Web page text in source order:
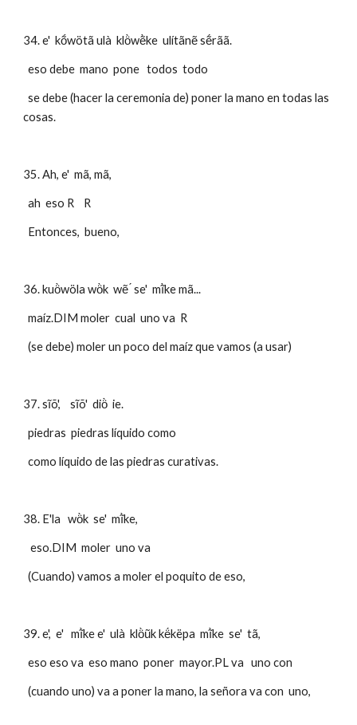
34. e'  kṍwötã ulà  klö̀wẽ̀ke  ulítãnẽ sẽ́rãã.
  eso debe  mano  pone   todos  todo
  se debe (hacer la ceremonia de) poner la mano en todas las
cosas.
35. Ah, e'  mã, mã,
  ah  eso R    R
  Entonces,  bueno,
36. kuö̀wöla wö̀k  wẽ ́ se'  mĩ̀ke mã...
  maíz.DIM moler  cual  uno va  R
  (se debe) moler un poco del maíz que vamos (a usar)
37. sĩõ',    sĩõ'  diö̀  ie.
  piedras  piedras líquido como
  como líquido de las piedras curativas.
38. E'la   wö̀k  se'  mĩ̀ke,
   eso.DIM  moler  uno va
  (Cuando) vamos a moler el poquito de eso,
39. e',  e'   mĩ̀ke e'  ulà  klö̀ũk kë́këpa  mĩ̀ke  se'  tã,
  eso eso va  eso mano  poner  mayor.PL va   uno con
  (cuando uno) va a poner la mano, la señora va con  uno,